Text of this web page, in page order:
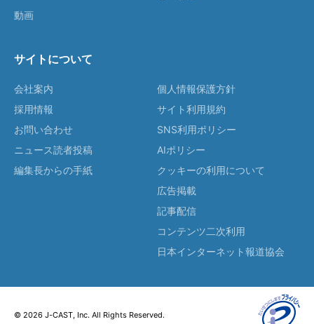
動画
サイトについて
会社案内
採用情報
お問い合わせ
ニュース読者投稿
編集長からの手紙
個人情報保護方針
サイト利用規約
SNS利用ポリシー
AIポリシー
クッキーの利用について
広告掲載
記事配信
コンテンツ二次利用
日本インターネット報道協会
© 2026 J-CAST, Inc. All Rights Reserved.